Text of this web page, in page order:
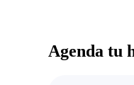
Agenda tu